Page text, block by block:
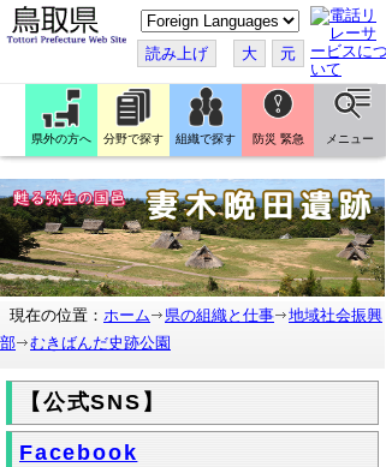
こ
の
ペ
ー
ジ
翻
訳
す
る
読み上げ 大 元
県外の方へ 分野で探す 組織で探す 防災 緊急 メニュー
現在の位置： ホーム 県の組織と仕事
地域社会振興
部
むきばんだ史跡公園
【公式SNS】
Facebook